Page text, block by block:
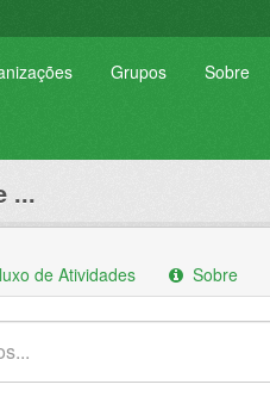
Grupos Sobre
...
de Atividades Sobre